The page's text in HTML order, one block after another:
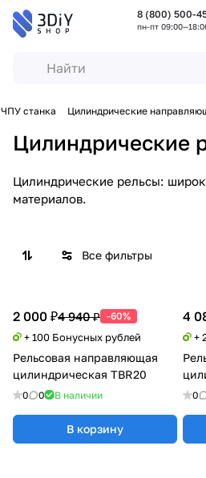
8 (800) 500-
пн-пт
станка Цилиндрические
Цилиндрические
Цилиндрические рельсы:
материалов.
Все фильтры
2 000 ₽4 940 ₽ -60%
+ 100 Бонусных рублей
Рельсовая направляющая
цилиндрическая TBR20
0 0 В наличии
В корзину
4
+
0